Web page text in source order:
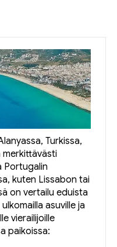
Turkissa,
Portugalin
kuten Lissabon tai
on vertailu eduista
asuville ja
vierailijoille
paikoissa: